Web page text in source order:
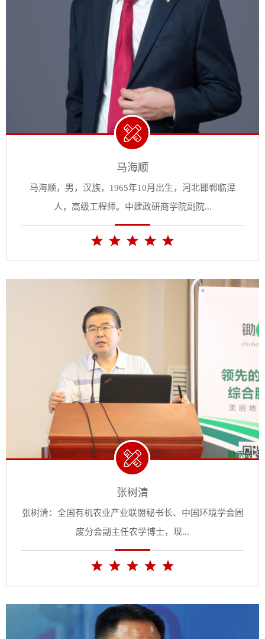
马海顺
马海顺，男，汉族，1965年10月出生，河北邯郸临漳
人，高级工程师。中建政研商学院副院...
张树清
张树清：全国有机农业产业联盟秘书长、中国环境学会固
废分会副主任农学博士，现...